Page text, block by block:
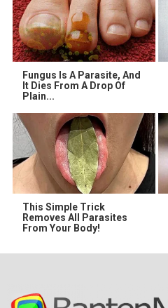
Fungus Is A Parasite, And
It Dies From A Drop Of
Plain...
This Simple Trick
Removes All Parasites
From Your Body!